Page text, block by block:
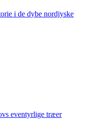
i de dybe nordjyske
eventyrlige træer